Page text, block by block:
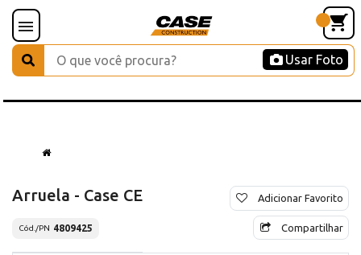
Usar Foto
Arruela - Case CE
Cód./PN 4809425
Adicionar Favorito
Compartilhar